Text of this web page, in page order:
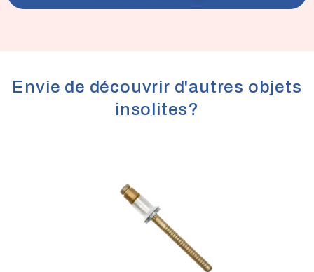
Envie de découvrir d'autres objets
insolites?